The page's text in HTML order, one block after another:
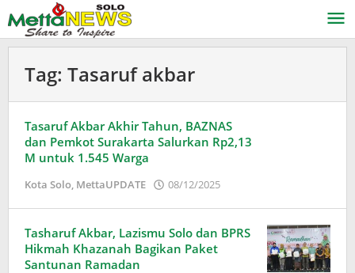
ke
konten
Tag: Tasaruf akbar
Tasaruf Akbar Akhir Tahun, BAZNAS
dan Pemkot Surakarta Salurkan Rp2,13
M untuk 1.545 Warga
Kota Solo, MettaUPDATE 08/12/2025
Tasharuf Akbar, Lazismu Solo dan BPRS
Hikmah Khazanah Bagikan Paket
Santunan Ramadan